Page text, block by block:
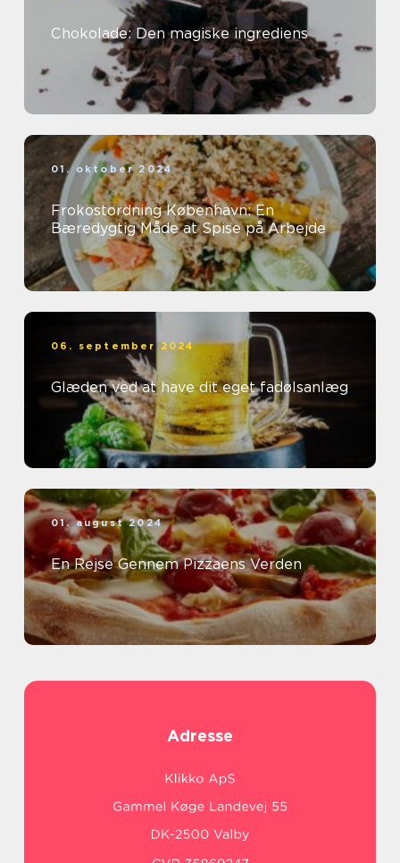
Chokolade: Den magiske ingrediens
01. oktober 2024
Frokostordning København: En
Bæredygtig Måde at Spise på Arbejde
06. september 2024
Glæden ved at have dit eget fadølsanlæg
01. august 2024
En Rejse Gennem Pizzaens Verden
Adresse